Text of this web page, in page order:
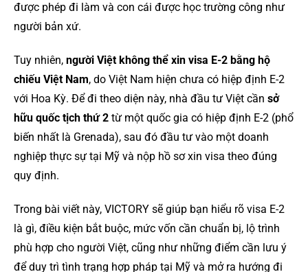
được phép đi làm và con cái được học trường công như
người bản xứ.
Tuy nhiên, người Việt không thể xin visa E-2 bằng hộ
chiếu Việt Nam, do Việt Nam hiện chưa có hiệp định E-2
với Hoa Kỳ. Để đi theo diện này, nhà đầu tư Việt cần sở
hữu quốc tịch thứ 2 từ một quốc gia có hiệp định E-2 (phổ
biến nhất là Grenada), sau đó đầu tư vào một doanh
nghiệp thực sự tại Mỹ và nộp hồ sơ xin visa theo đúng
quy định.
Trong bài viết này, VICTORY sẽ giúp bạn hiểu rõ visa E-2
là gì, điều kiện bắt buộc, mức vốn cần chuẩn bị, lộ trình
phù hợp cho người Việt, cũng như những điểm cần lưu ý
để duy trì tình trạng hợp pháp tại Mỹ và mở ra hướng đi